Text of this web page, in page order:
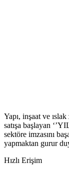
Yapı, inşaat ve
satışa başlayan
sektöre imzasını
yapmaktan gurur
Hızlı Erişim